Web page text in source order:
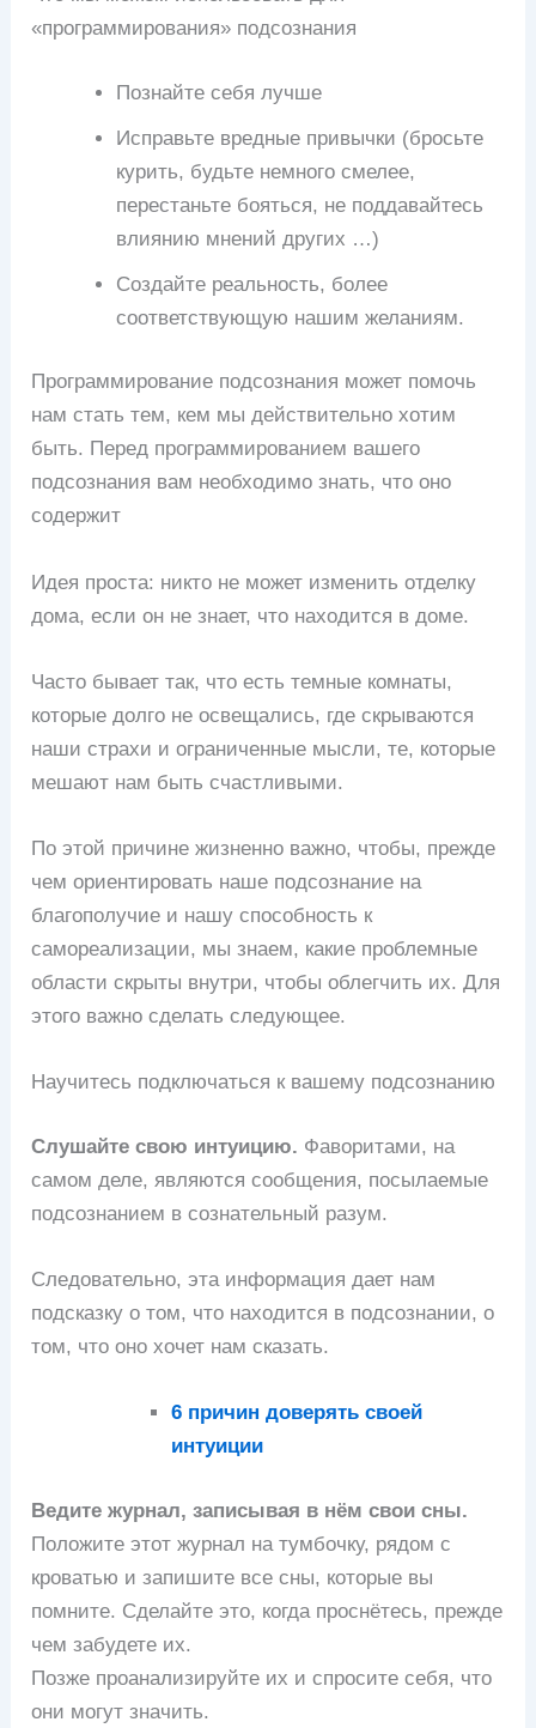
«программирования» подсознания
Познайте себя лучше
Исправьте вредные привычки (бросьте
курить, будьте немного смелее,
перестаньте бояться, не поддавайтесь
влиянию мнений других …)
Создайте реальность, более
соответствующую нашим желаниям.
Программирование подсознания может помочь
нам стать тем, кем мы действительно хотим
быть. Перед программированием вашего
подсознания вам необходимо знать, что оно
содержит
Идея проста: никто не может изменить отделку
дома, если он не знает, что находится в доме.
Часто бывает так, что есть темные комнаты,
которые долго не освещались, где скрываются
наши страхи и ограниченные мысли, те, которые
мешают нам быть счастливыми.
По этой причине жизненно важно, чтобы, прежде
чем ориентировать наше подсознание на
благополучие и нашу способность к
самореализации, мы знаем, какие проблемные
области скрыты внутри, чтобы облегчить их. Для
этого важно сделать следующее.
Научитесь подключаться к вашему подсознанию
Слушайте свою интуицию. Фаворитами, на
самом деле, являются сообщения, посылаемые
подсознанием в сознательный разум.
Следовательно, эта информация дает нам
подсказку о том, что находится в подсознании, о
том, что оно хочет нам сказать.
6 причин доверять своей
интуиции
Ведите журнал, записывая в нём свои сны.
Положите этот журнал на тумбочку, рядом с
кроватью и запишите все сны, которые вы
помните. Сделайте это, когда проснётесь, прежде
чем забудете их.
Позже проанализируйте их и спросите себя, что
они могут значить.